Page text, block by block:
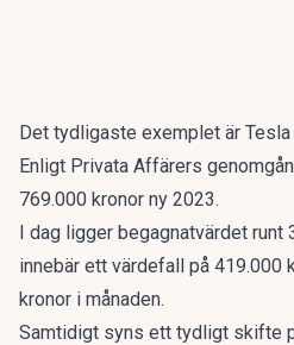
Det tydligaste exemplet är Tesla
Enligt Privata Affärers
769.000 kronor ny 2023.
I dag ligger begagnatvärdet runt
innebär ett värdefall på 419.000
kronor i månaden.
Samtidigt syns ett tydligt skifte